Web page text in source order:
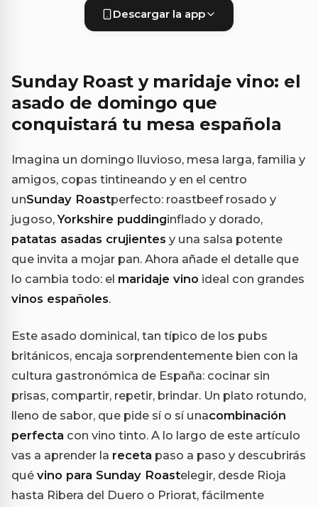
Descargar la app
Sunday Roast y maridaje vino: el
asado de domingo que
conquistará tu mesa española
Imagina un domingo lluvioso, mesa larga, familia y
amigos, copas tintineando y en el centro
unSunday Roastperfecto: roastbeef rosado y
jugoso,Yorkshire puddinginflado y dorado,
patatas asadas crujientes y una salsa potente
que invita a mojar pan. Ahora añade el detalle que
lo cambia todo: el maridaje vino ideal con grandes
vinos españoles.
Este asado dominical, tan típico de los pubs
británicos, encaja sorprendentemente bien con la
cultura gastronómica de España: cocinar sin
prisas, compartir, repetir, brindar. Un plato rotundo,
lleno de sabor, que pide sí o sí unacombinación
perfecta con vino tinto. A lo largo de este artículo
vas a aprender la receta paso a paso y descubrirás
qué vino para Sunday Roastelegir, desde Rioja
hasta Ribera del Duero o Priorat, fácilmente